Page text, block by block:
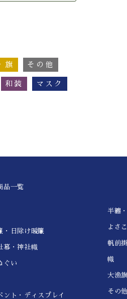
旗 その他
和装 マスク
品一覧
・日除け暖簾
幕・神社幟
ぐい
ント・ディスプレイ
半纏
よさ
帆前
幟
大漁
その